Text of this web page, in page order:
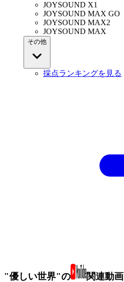
JOYSOUND X1
JOYSOUND MAX GO
JOYSOUND MAX2
JOYSOUND MAX
その他
採点ランキングを見る
"優しい世界"の 関連動画